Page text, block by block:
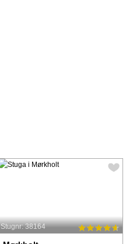
Stugnr: 38164